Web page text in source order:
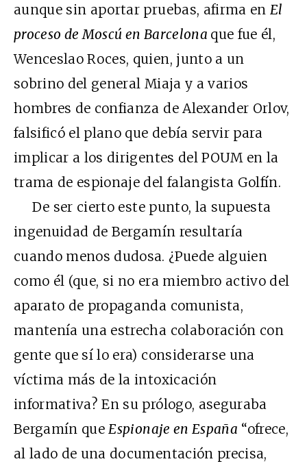
aunque sin aportar pruebas, afirma en El
proceso de Moscú en Barcelona que fue él,
Wenceslao Roces, quien, junto a un
sobrino del general Miaja y a varios
hombres de confianza de Alexander Orlov,
falsificó el plano que debía servir para
implicar a los dirigentes del POUM en la
trama de espionaje del falangista Golfín.
De ser cierto este punto, la supuesta
ingenuidad de Bergamín resultaría
cuando menos dudosa. ¿Puede alguien
como él (que, si no era miembro activo del
aparato de propaganda comunista,
mantenía una estrecha colaboración con
gente que sí lo era) considerarse una
víctima más de la intoxicación
informativa? En su prólogo, aseguraba
Bergamín queEspionaje en España “ofrece,
al lado de una documentación precisa,